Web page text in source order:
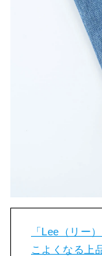
「Lee（リー
こよくなる上